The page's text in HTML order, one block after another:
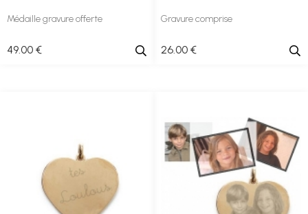
Médaille gravure offerte
49.00 €
Gravure comprise
26.00 €